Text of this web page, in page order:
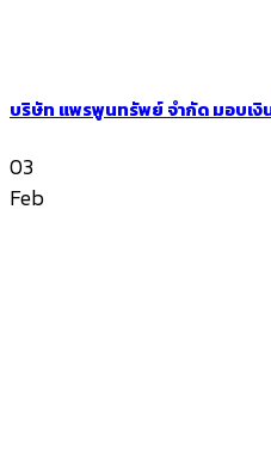
บริษัท แพรพูนทรัพย์ จำกัด มอบเ
03
Feb